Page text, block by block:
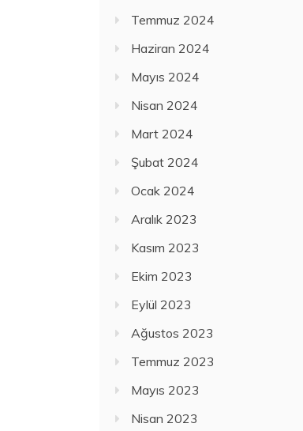
Temmuz 2024
Haziran 2024
Mayıs 2024
Nisan 2024
Mart 2024
Şubat 2024
Ocak 2024
Aralık 2023
Kasım 2023
Ekim 2023
Eylül 2023
Ağustos 2023
Temmuz 2023
Mayıs 2023
Nisan 2023